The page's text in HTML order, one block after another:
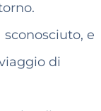
e
di